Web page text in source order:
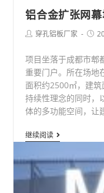
饰
网
铝合金扩张网
Post穿孔铝板厂家
Post
项目坐落于成都市郫
重要门户。所在场地
面积约2500㎡，建
持续性理念的同时，
体的多功能空间，让
继续阅读
铝
金
扩